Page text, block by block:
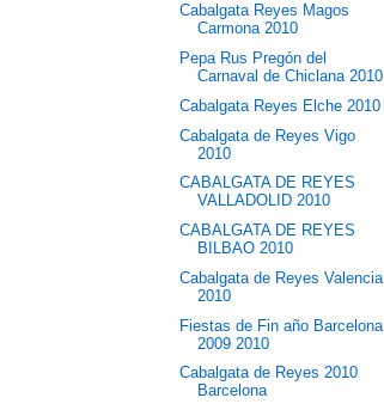
Cabalgata Reyes Magos
Carmona 2010
Pepa Rus Pregón del
Carnaval de Chiclana 2010
Cabalgata Reyes Elche 2010
Cabalgata de Reyes Vigo
2010
CABALGATA DE REYES
VALLADOLID 2010
CABALGATA DE REYES
BILBAO 2010
Cabalgata de Reyes Valencia
2010
Fiestas de Fin año Barcelona
2009 2010
Cabalgata de Reyes 2010
Barcelona